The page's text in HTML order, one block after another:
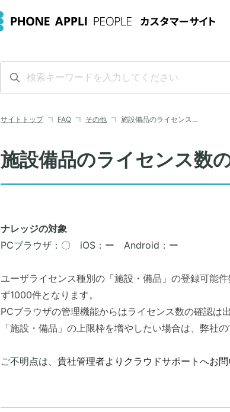
サイトトップ FAQ その他 施設備品のライセンス…
施設備品のライセンス数
ナレッジの対象
PCブラウザ：〇 iOS：ー Android：ー
ユーザライセンス種別の「施設・備品」の登録可能
ず1000件となります。
PCブラウザの管理機能からはライセンス数の確認は出
「施設・備品」の上限枠を増やしたい場合は、弊社
​ご不明点は、 貴社管理者よりクラウドサポートへお問